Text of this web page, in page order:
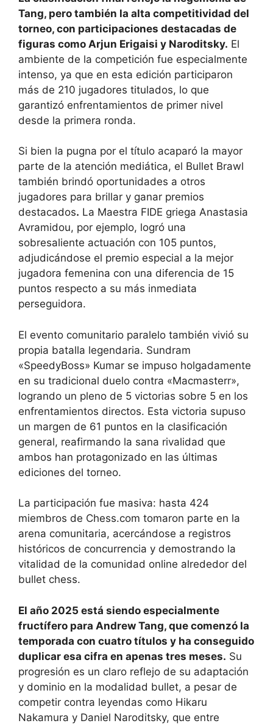
Tang, pero también la alta competitividad del
torneo, con participaciones destacadas de
figuras como Arjun Erigaisi y Naroditsky. El
ambiente de la competición fue especialmente
intenso, ya que en esta edición participaron
más de 210 jugadores titulados, lo que
garantizó enfrentamientos de primer nivel
desde la primera ronda.
Si bien la pugna por el título acaparó la mayor
parte de la atención mediática, el Bullet Brawl
también brindó oportunidades a otros
jugadores para brillar y ganar premios
destacados. La Maestra FIDE griega Anastasia
Avramidou, por ejemplo, logró una
sobresaliente actuación con 105 puntos,
adjudicándose el premio especial a la mejor
jugadora femenina con una diferencia de 15
puntos respecto a su más inmediata
perseguidora.
El evento comunitario paralelo también vivió su
propia batalla legendaria. Sundram
«SpeedyBoss» Kumar se impuso holgadamente
en su tradicional duelo contra «Macmasterr»,
logrando un pleno de 5 victorias sobre 5 en los
enfrentamientos directos. Esta victoria supuso
un margen de 61 puntos en la clasificación
general, reafirmando la sana rivalidad que
ambos han protagonizado en las últimas
ediciones del torneo.
La participación fue masiva: hasta 424
miembros de Chess.com tomaron parte en la
arena comunitaria, acercándose a registros
históricos de concurrencia y demostrando la
vitalidad de la comunidad online alrededor del
bullet chess.
El año 2025 está siendo especialmente
fructífero para Andrew Tang, que comenzó la
temporada con cuatro títulos y ha conseguido
duplicar esa cifra en apenas tres meses. Su
progresión es un claro reflejo de su adaptación
y dominio en la modalidad bullet, a pesar de
competir contra leyendas como Hikaru
Nakamura y Daniel Naroditsky, que entre